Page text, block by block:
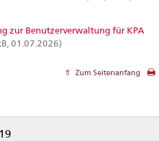
zur Benutzerverwaltung für KPA
01.07.2026)
Zum Seitenanfang